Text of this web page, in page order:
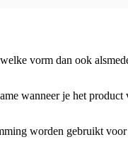
vorm dan ook
wanneer je het product
worden gebruikt voor